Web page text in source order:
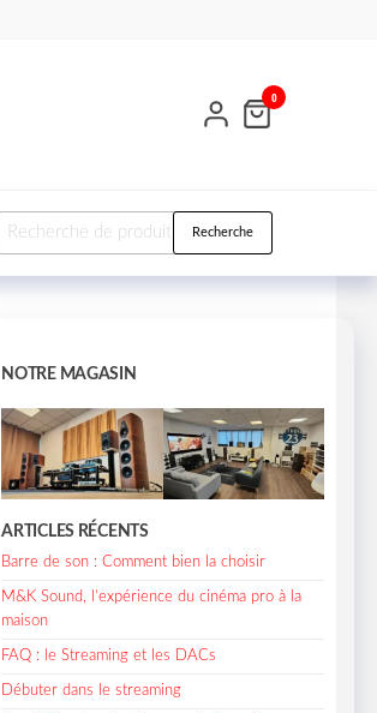
0
Recherche
NOTRE MAGASIN
ARTICLES RÉCENTS
Barre de son : Comment bien la choisir
M&K Sound, l’expérience du cinéma pro à la
maison
FAQ : le Streaming et les DACs
Débuter dans le streaming